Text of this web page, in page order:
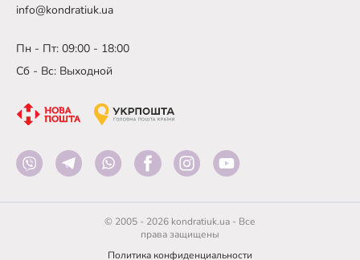
info@kondratiuk.ua
Пн - Пт: 09:00 - 18:00
Сб - Вс: Выходной
© 2005 - 2026 kondratiuk.ua - Все
права защищены
Политика конфиденциальности